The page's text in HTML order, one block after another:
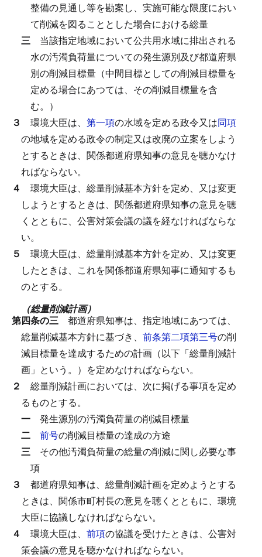
整備の見通し等を勘案し、実施可能な限度におい
て削減を図ることとした場合における総量
三 当該指定地域において公共用水域に排出される
水の汚濁負荷量についての発生源別及び都道府県
別の削減目標量（中間目標としての削減目標量を
定める場合にあつては、その削減目標量を含
む。）
３ 環境大臣は、 第一項の水域を定める政令又は同項
の地域を定める政令の制定又は改廃の立案をしよう
とするときは、関係都道府県知事の意見を聴かなけ
ればならない。
４ 環境大臣は、総量削減基本方針を定め、又は変更
しようとするときは、関係都道府県知事の意見を聴
くとともに、公害対策会議の議を経なければならな
い。
５ 環境大臣は、総量削減基本方針を定め、又は変更
したときは、これを関係都道府県知事に通知するも
のとする。
（総量削減計画）
第四条の三 都道府県知事は、指定地域にあつては、
総量削減基本方針に基づき、 前条第二項第三号の削
減目標量を達成するための計画（以下「総量削減計
画」という。）を定めなければならない。
２ 総量削減計画においては、次に掲げる事項を定め
るものとする。
一 発生源別の汚濁負荷量の削減目標量
二 前号の削減目標量の達成の方途
三 その他汚濁負荷量の総量の削減に関し必要な事
項
３ 都道府県知事は、総量削減計画を定めようとする
ときは、関係市町村長の意見を聴くとともに、環境
大臣に協議しなければならない。
４ 環境大臣は、 前項の協議を受けたときは、公害対
策会議の意見を聴かなければならない。